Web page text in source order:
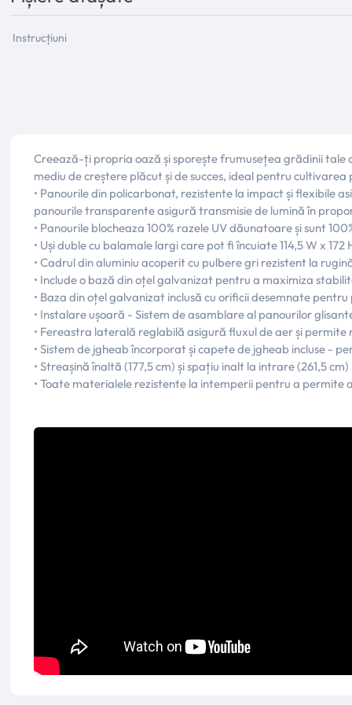
Instrucțiuni
Creează-ți propria oază și sporește frumusețea grădinii tale
mediu de creștere plăcut și de succes, ideal pentru
• Panourile din policarbonat, rezistente la impact și flexibile
panourile transparente asigură transmisie de lumină în
• Panourile blocheaza 100% razele UV dăunatoare și sunt
• Uși duble cu balamale largi care pot fi încuiate 114,5 W x 172
• Cadrul din aluminiu acoperit cu pulbere gri rezistent la
• Include o bază din oțel galvanizat pentru a maximiza
• Baza din oțel galvanizat inclusă cu orificii desemnate
• Instalare ușoară - Sistem de asamblare al panourilor
• Fereastra laterală reglabilă asigură fluxul de aer și
• Sistem de jgheab încorporat și capete de jgheab incluse -
• Streașină înaltă (177,5 cm) și spațiu inalt la intrare (261,5 cm)
• Toate materialele rezistente la intemperii pentru a permite